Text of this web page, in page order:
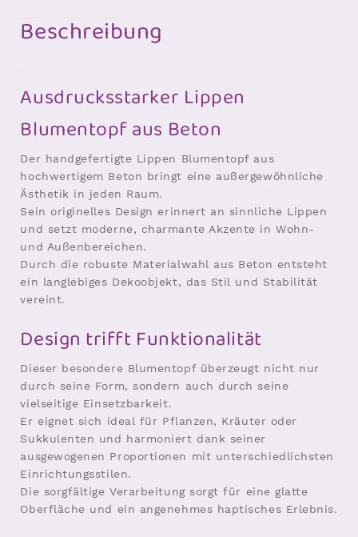
Beschreibung
Ausdrucksstarker Lippen
Blumentopf aus Beton
Der handgefertigte Lippen Blumentopf aus
hochwertigem Beton bringt eine außergewöhnliche
Ästhetik in jeden Raum.
Sein originelles Design erinnert an sinnliche Lippen
und setzt moderne, charmante Akzente in Wohn-
und Außenbereichen.
Durch die robuste Materialwahl aus Beton entsteht
ein langlebiges Dekoobjekt, das Stil und Stabilität
vereint.
Design trifft Funktionalität
Dieser besondere Blumentopf überzeugt nicht nur
durch seine Form, sondern auch durch seine
vielseitige Einsetzbarkeit.
Er eignet sich ideal für Pflanzen, Kräuter oder
Sukkulenten und harmoniert dank seiner
ausgewogenen Proportionen mit unterschiedlichsten
Einrichtungsstilen.
Die sorgfältige Verarbeitung sorgt für eine glatte
Oberfläche und ein angenehmes haptisches Erlebnis.